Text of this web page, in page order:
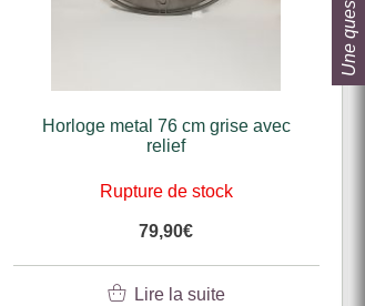
Horloge metal 76 cm grise avec
relief
Rupture de stock
79,90€
Lire la suite